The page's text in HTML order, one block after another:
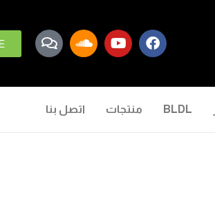
BLDL منتجات اتصل بنا